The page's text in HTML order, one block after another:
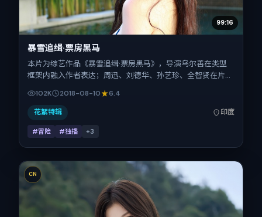
99:16
暴雪追缉·票房黑马
本片为综艺作品《暴雪追缉·票房黑马》，导演乌尔善在类型
框架内融入作者表达；周迅、刘德华、孙艺珍、全智贤在片中
度。上映时间 2018年8月10日（公映登记日 2018-08-10），
全片165分钟，节奏张弛有度。
102K 2018-08-10 6.4
花絮特辑 印度
#冒险 #独播 +3
CN